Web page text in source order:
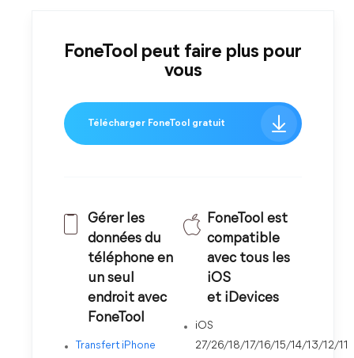
FoneTool peut faire plus pour
vous
Télécharger FoneTool gratuit
Gérer les
données du
téléphone en
un seul
endroit avec
FoneTool
Transfert iPhone
FoneTool est
compatible
avec tous les
iOS
et iDevices
iOS
27/26/18/17/16/15/14/13/12/11